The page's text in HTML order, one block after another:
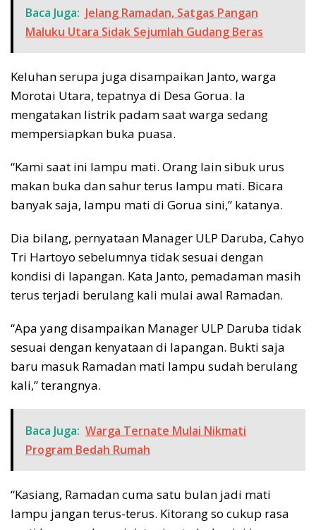
Baca Juga: Jelang Ramadan, Satgas Pangan
Maluku Utara Sidak Sejumlah Gudang Beras
Keluhan serupa juga disampaikan Janto, warga
Morotai Utara, tepatnya di Desa Gorua. Ia
mengatakan listrik padam saat warga sedang
mempersiapkan buka puasa.
“Kami saat ini lampu mati. Orang lain sibuk urus
makan buka dan sahur terus lampu mati. Bicara
banyak saja, lampu mati di Gorua sini,” katanya.
Dia bilang, pernyataan Manager ULP Daruba, Cahyo
Tri Hartoyo sebelumnya tidak sesuai dengan
kondisi di lapangan. Kata Janto, pemadaman masih
terus terjadi berulang kali mulai awal Ramadan.
“Apa yang disampaikan Manager ULP Daruba tidak
sesuai dengan kenyataan di lapangan. Bukti saja
baru masuk Ramadan mati lampu sudah berulang
kali,” terangnya.
Baca Juga: Warga Ternate Mulai Nikmati
Program Bedah Rumah
“Kasiang, Ramadan cuma satu bulan jadi mati
lampu jangan terus-terus. Kitorang so cukup rasa